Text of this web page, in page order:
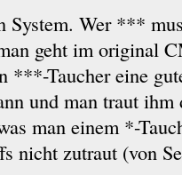
System. Wer ***
geht im original
***-Taucher eine
und man traut ihm
man einem *-
nicht zutraut (von